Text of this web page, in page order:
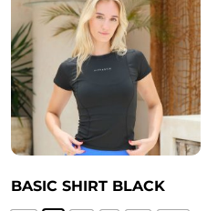
Deze
optie
kan
gekozen
worden
op
de
BASIC SHIRT BLACK